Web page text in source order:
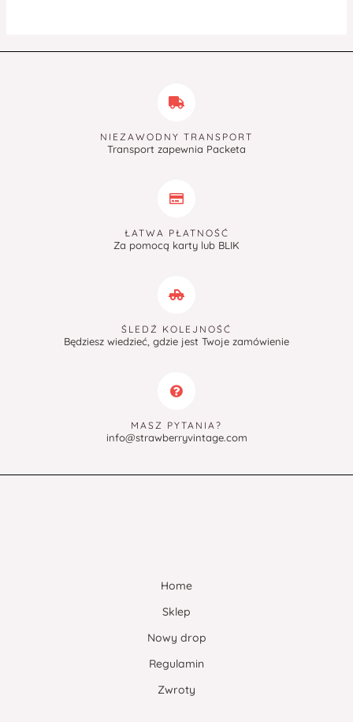
NIEZAWODNY TRANSPORT
Transport zapewnia Packeta
ŁATWA PŁATNOŚĆ
Za pomocą karty lub BLIK
ŚLEDŹ KOLEJNOŚĆ
Będziesz wiedzieć, gdzie jest Twoje zamówienie
MASZ PYTANIA?
info@strawberryvintage.com
Home
Sklep
Nowy drop
Regulamin
Zwroty